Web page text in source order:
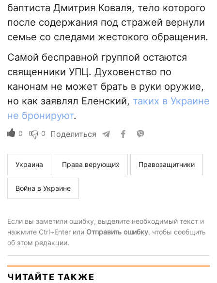
баптиста Дмитрия Коваля, тело которого
после содержания под стражей вернули
семье со следами жестокого обращения.
Самой бесправной группой остаются
священники УПЦ. Духовенство по
канонам не может брать в руки оружие,
но как заявлял Еленский, таких в Украине
не бронируют.
0 0 Поделиться
Украина Права верующих Правозащитники
Война в Украине
Если вы заметили ошибку, выделите необходимый текст и
нажмите Ctrl+Enter или Отправить ошибку, чтобы сообщить
об этом редакции.
ЧИТАЙТЕ ТАКЖЕ